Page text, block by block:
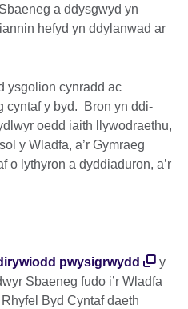
a ddysgwyd yn
hefyd yn ddylanwad ar
ysgolion cynradd ac
cyntaf y byd. Bron yn ddi-
oedd iaith llywodraethu,
y Wladfa, a’r Gymraeg
o lythyron a dyddiaduron, a’r
pwysigrwydd
y
Sbaeneg fudo i’r Wladfa
Byd Cyntaf daeth